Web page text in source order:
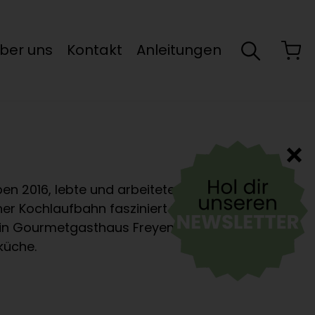
uns Kontakt Anleitungen
2016, lebte und arbeitete in Wien.
Kochlaufbahn fasziniert von der
Gourmetgasthaus Freyenstein war